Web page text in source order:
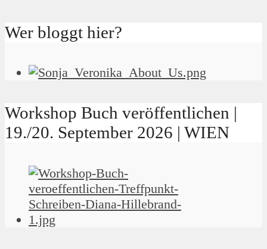
Wer bloggt hier?
Workshop Buch veröffentlichen |
19./20. September 2026 | WIEN